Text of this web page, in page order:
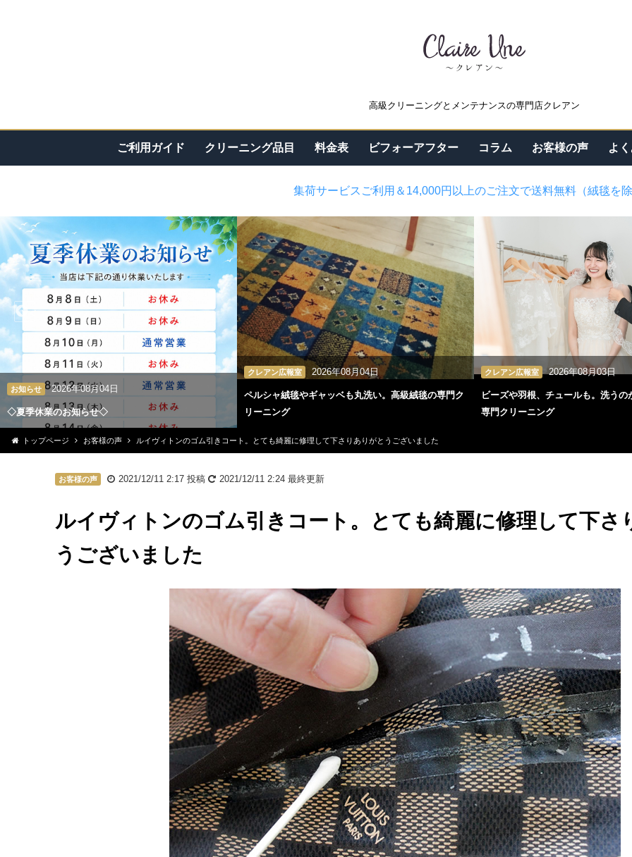
高級クリーニングとメンテナンスの専門店クレアン
ご利用ガイド クリーニング品目 料金表 ビフォーアフター コラム お客様の声 よ
集荷サービスご利用＆14,000円以上のご注文で送料無料（絨毯を除
お知らせ 2026年08月04日
◇夏季休業のお知らせ◇
クレアン広報室 2026年08月04日
ペルシャ絨毯やギャッベも丸洗い。高級絨毯の専門ク
リーニング
クレアン広報室 2026年08月03日
ビーズや羽根、チュールも。洗うの
専門クリーニング
<
トップページ お客様の声 ルイヴィトンのゴム引きコート。とても綺麗に修理して下さりありがとうございました
お客様の声 2021/12/11 2:17投稿 2021/12/11 2:24最終更新
ルイヴィトンのゴム引きコート。とても綺麗に修理して下さ
うございました